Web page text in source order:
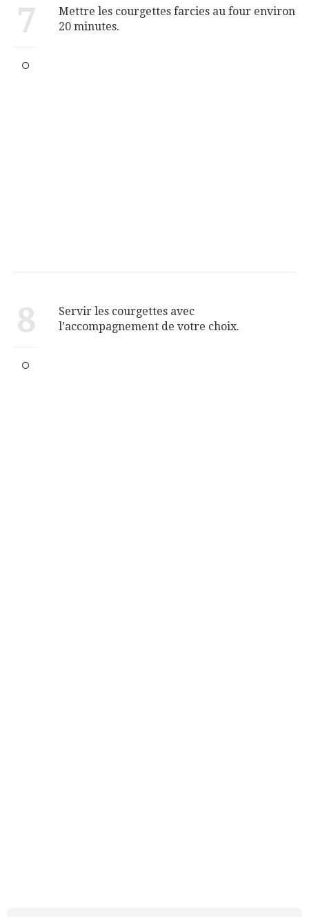
7
Mettre les courgettes farcies au four environ
20 minutes.
8
Servir les courgettes avec
l’accompagnement de votre choix.